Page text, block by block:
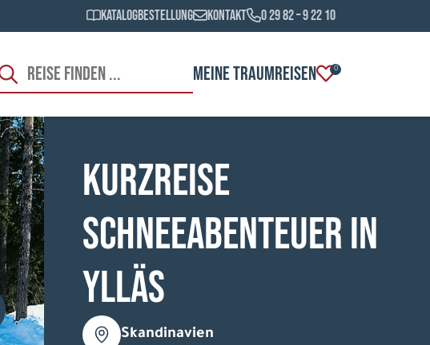
Katalogbestellung Kontakt 0 29 82 – 9 22 10
MEINE TRAUMREISEN 0
Kurzreise
Schneeabenteuer in
Ylläs
Skandinavien